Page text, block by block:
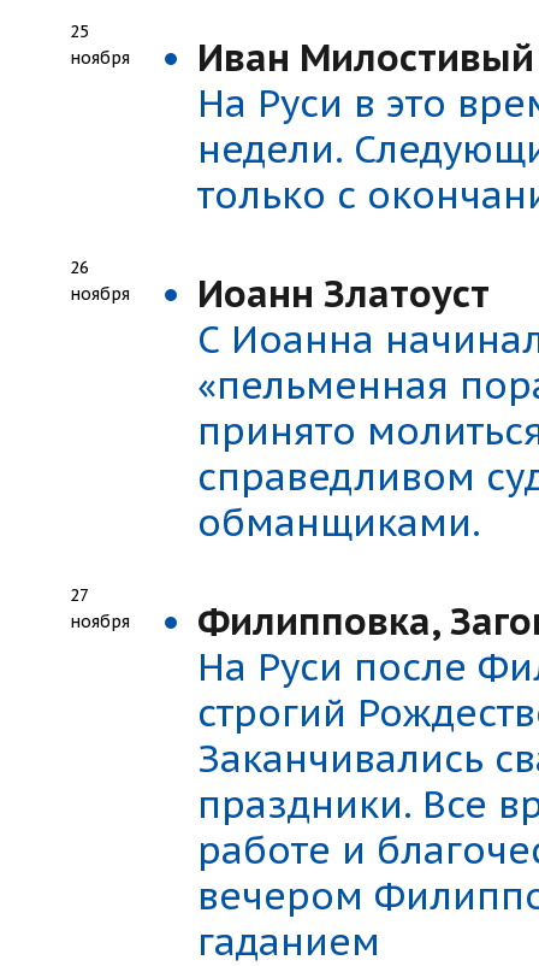
25
ноября
Иван Милостивый
На Руси в это
недели.
только с
26
ноября
Иоанн Златоуст
С Иоанна
«пельменная
принято
справедливом
обманщиками.
27
ноября
Филипповка,
На Руси после
строгий
Заканчивались
праздники. Все
работе и
вечером
гаданием